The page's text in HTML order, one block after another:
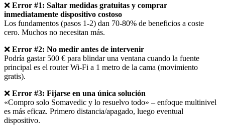
❌ Error #1: Saltar medidas gratuitas y comprar
inmediatamente dispositivo costoso
Los fundamentos (pasos 1-2) dan 70-80% de beneficios a coste
cero. Muchos no necesitan más.
❌ Error #2: No medir antes de intervenir
Podría gastar 500 € para blindar una ventana cuando la fuente
principal es el router Wi-Fi a 1 metro de la cama (movimiento
gratis).
❌ Error #3: Fijarse en una única solución
«Compro solo Somavedic y lo resuelvo todo» – enfoque multinivel
es más eficaz. Primero distancia/apagado, luego eventual
dispositivo.